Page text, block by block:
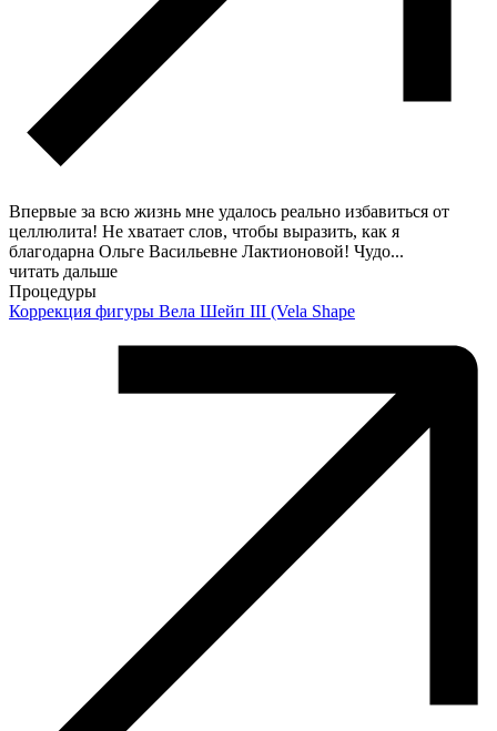
Впервые за всю жизнь мне удалось реально избавиться от
целлюлита! Не хватает слов, чтобы выразить, как я
благодарна Ольге Васильевне Лактионовой! Чудо...
читать дальше
Процедуры
Коррекция фигуры Вела Шейп III (Vela Shape